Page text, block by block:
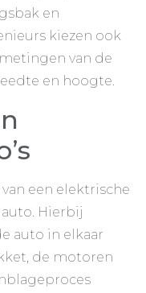
en
kiezen ook
van de
en hoogte.
een elektrische
Hierbij
auto in elkaar
de motoren